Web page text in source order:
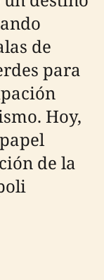
de
para
Hoy,
de la